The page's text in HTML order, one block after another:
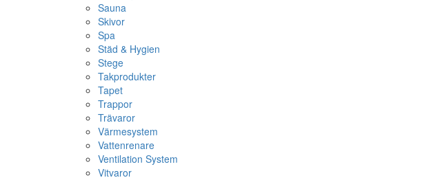
Sauna
Skivor
Spa
Städ & Hygien
Stege
Takprodukter
Tapet
Trappor
Trävaror
Värmesystem
Vattenrenare
Ventilation System
Vitvaror